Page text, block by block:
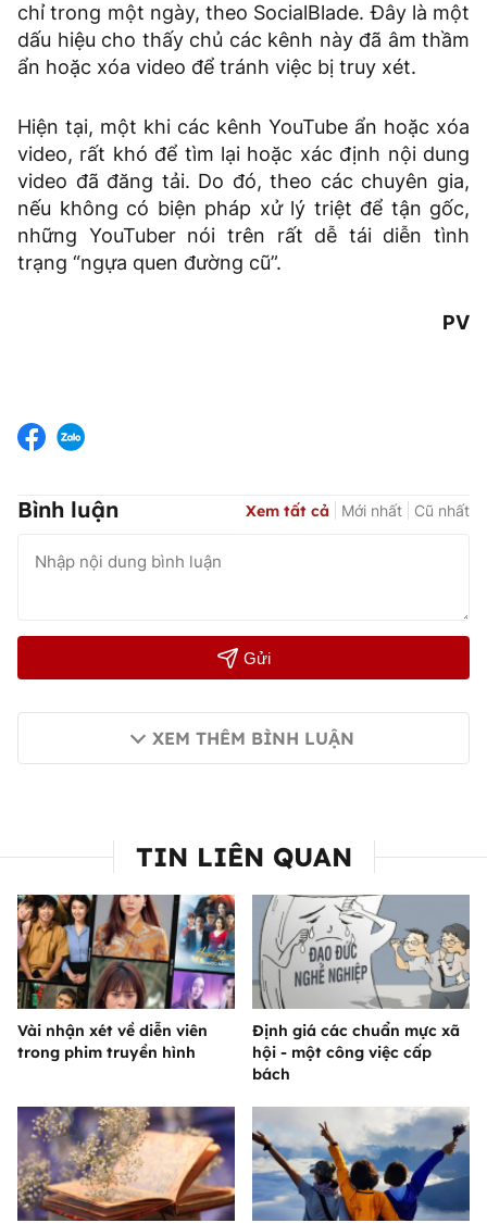
chỉ trong một ngày, theo SocialBlade. Đây là một
dấu hiệu cho thấy chủ các kênh này đã âm thầm
ẩn hoặc xóa video để tránh việc bị truy xét.
Hiện tại, một khi các kênh YouTube ẩn hoặc xóa
video, rất khó để tìm lại hoặc xác định nội dung
video đã đăng tải. Do đó, theo các chuyên gia,
nếu không có biện pháp xử lý triệt để tận gốc,
những YouTuber nói trên rất dễ tái diễn tình
trạng “ngựa quen đường cũ”.
PV
Bình luận Xem tất cả Mới nhất Cũ nhất
Gửi
XEM THÊM BÌNH LUẬN
TIN LIÊN QUAN
Vài nhận xét về diễn viên
trong phim truyền hình
Định giá các chuẩn mực xã
hội - một công việc cấp
bách